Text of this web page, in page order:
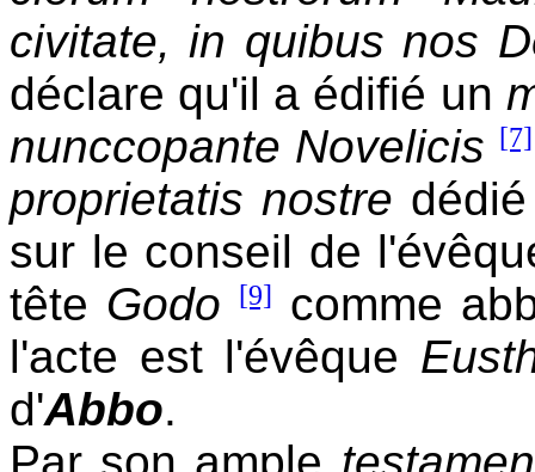
civitate, in quibus nos
déclare qu'il a édifié un
nunccopante Novelicis [7]
proprietatis nostre
sur le conseil de
tête Godo [9]
comme
l'acte est l'évêque
d'Abbo.
Par son ample